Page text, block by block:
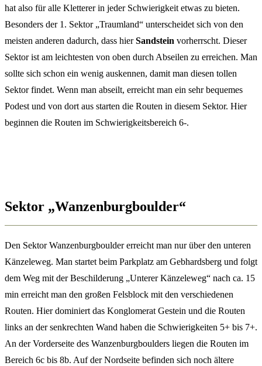
hat also für alle Kletterer in jeder Schwierigkeit etwas zu bieten.
Besonders der 1. Sektor „Traumland“ unterscheidet sich von den
meisten anderen dadurch, dass hierSandstein vorherrscht. Dieser
Sektor ist am leichtesten von oben durch Abseilen zu erreichen. Man
sollte sich schon ein wenig auskennen, damit man diesen tollen
Sektor findet. Wenn man abseilt, erreicht man ein sehr bequemes
Podest und von dort aus starten die Routen in diesem Sektor. Hier
beginnen die Routen im Schwierigkeitsbereich 6-.
Sektor „Wanzenburgboulder“
Den Sektor Wanzenburgboulder erreicht man nur über den unteren
Känzeleweg. Man startet beim Parkplatz am Gebhardsberg und folgt
dem Weg mit der Beschilderung „Unterer Känzeleweg“ nach ca. 15
min erreicht man den großen Felsblock mit den verschiedenen
Routen. Hier dominiert das Konglomerat Gestein und die Routen
links an der senkrechten Wand haben die Schwierigkeiten 5+ bis 7+.
An der Vorderseite des Wanzenburgboulders liegen die Routen im
Bereich 6c bis 8b. Auf der Nordseite befinden sich noch ältere